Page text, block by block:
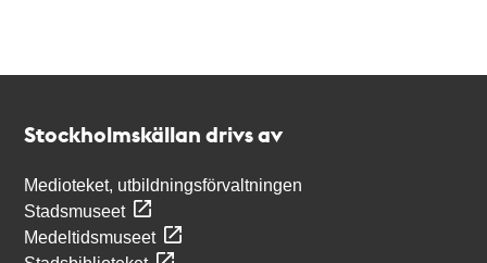
Stockholmskällan drivs av
Medioteket, utbildningsförvaltningen
Stadsmuseet
Medeltidsmuseet